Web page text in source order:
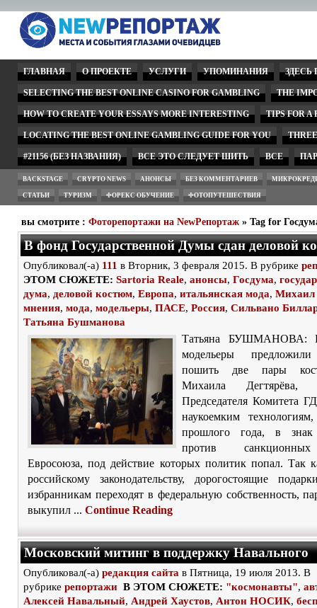
ГЛАВНАЯ О ПРОЕКТЕ УСЛУГИ УПОМИНАНИЯ
SELECTING THE BEST ONLINE CASINO FOR GAMBLING THE
HOW TO CREATE YOUR ESSAYS MORE INTERESTING TIPS FOR A
LOCATING THE BEST ONLINE GAMBLING GUIDE FOR YOU
#21156 (БЕЗ НАЗВАНИЯ) ВСЕ ЭТО СЛЕДУЕТ ШИТЬ ВСЕ
BACKSTAGE CRYPTO NEWS АНОНСЫ БЕЗ КОММЕНТАРИЕВ
СТАТЬИ ТУРИЗМ ФОРЕКС ОБУЧЕНИЕ ФОТОПУТЕШЕСТВИЯ
вы смотрите : Фоторепортажи на NewРепортаж » Tag for
В фонд Государственной Думы сдан деловой
Опубликовал(-а) 111 в Вторник, 3 февраля 2015. В рубрике
ЭТОМ СЮЖЕТЕ: Sartoria Reale, анонсы, Госдума,
дума, деловой костюм, Европа, итальянская мода, Михаил
мнения, мода, модельеры, ПАСЕ, Россия, Сильвано
Татьяна Бушманова
Татьяна БУШМАНОВА:
модельеры предложили
пошить две пары
Михаила Дегтярёва,
Председателя Комитета
наукоемким
прошлого года, в знак
против
Евросоюза, под действие которых политик попал. Так
российскому законодательству, дорогостоящие
избранникам переходят в федеральную собственность,
выкупил ... Continue Reading
Московский митинг в поддержку Навального
Опубликовал(-а) редакция сайта в Пятница, 19 июля 2013. В
рубрике репортажи В ЭТОМ СЮЖЕТЕ: "космонавты",
Алексей Навальный, Андрей Хаустов, Антон НОСИК,